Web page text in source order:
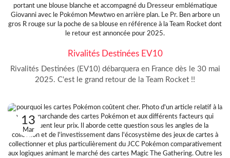
Rivalités Destinées EV10
Rivalités Destinées (EV10) débarquera en France dès le 30 mai
2025. C'est le grand retour de la Team Rocket !!
13
Mar